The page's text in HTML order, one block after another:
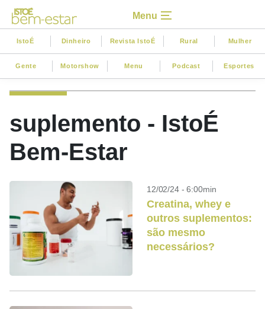
Menu
IstoÉ Dinheiro Revista IstoÉ Rural Mulher
Gente Motorshow Menu Podcast Esportes
suplemento - IstoÉ
Bem-Estar
12/02/24 - 6:00min
Creatina, whey e
outros suplementos:
são mesmo
necessários?